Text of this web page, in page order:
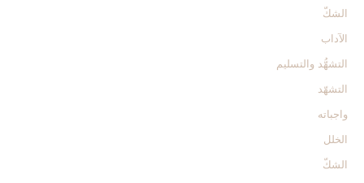
الشكّ
الآداب
التشهُّد والتسليم‏
التشهّد
واجباته
الخلل
الشكّ